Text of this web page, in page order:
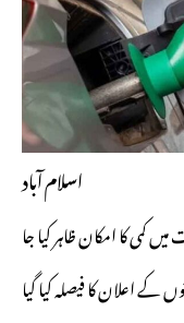
اسلام آباد
کمی کا امکان ظاہر کیا جا
سے 30 ستمبر کو قیمتوں کے اعلان کا فیصلہ کیا گیا